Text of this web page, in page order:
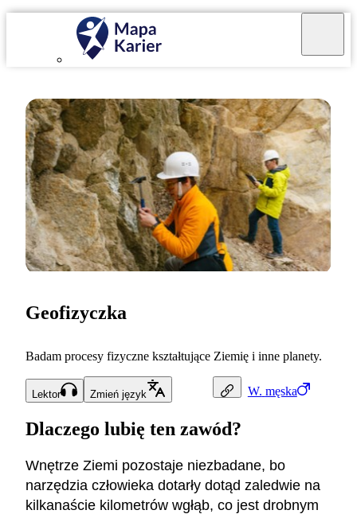
W. męska
Geofizyczka
Badam procesy fizyczne kształtujące Ziemię i inne planety.
Lektor Zmień język
Dlaczego lubię ten zawód?
Wnętrze Ziemi pozostaje niezbadane, bo
narzędzia człowieka dotarły dotąd zaledwie na
kilkanaście kilometrów wgłąb, co jest drobnym